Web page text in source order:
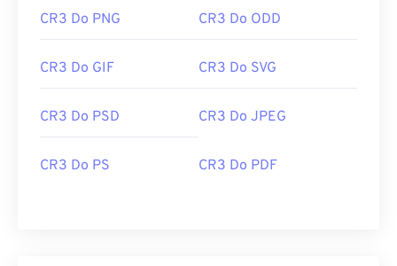
CR3 Do PNG CR3 Do ODD
CR3 Do GIF CR3 Do SVG
CR3 Do PSD CR3 Do JPEG
CR3 Do PS CR3 Do PDF